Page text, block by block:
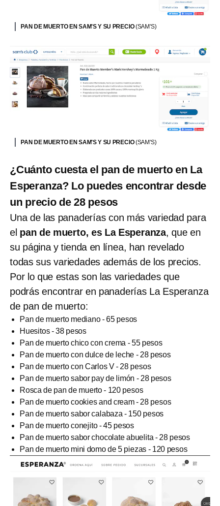
PAN DE MUERTO EN SAM'S Y SU PRECIO(SAM'S)
PAN DE MUERTO EN SAM'S Y SU PRECIO(SAM'S)
¿Cuánto cuesta el pan de muerto en La
Esperanza? Lo puedes encontrar desde
un precio de 28 pesos
Una de las panaderías con más variedad para
el pan de muerto, es La Esperanza, que en
su página y tienda en línea, han revelado
todas sus variedades además de los precios.
Por lo que estas son las variedades que
podrás encontrar en panaderías La Esperanza
de pan de muerto:
Pan de muerto mediano - 65 pesos
Huesitos - 38 pesos
Pan de muerto chico con crema - 55 pesos
Pan de muerto con dulce de leche - 28 pesos
Pan de muerto con Carlos V - 28 pesos
Pan de muerto sabor pay de limón - 28 pesos
Rosca de pan de muerto - 120 pesos
Pan de muerto cookies and cream - 28 pesos
Pan de muerto sabor calabaza - 150 pesos
Pan de muerto conejito - 45 pesos
Pan de muerto sabor chocolate abuelita - 28 pesos
Pan de muerto mini domo de 5 piezas - 120 pesos